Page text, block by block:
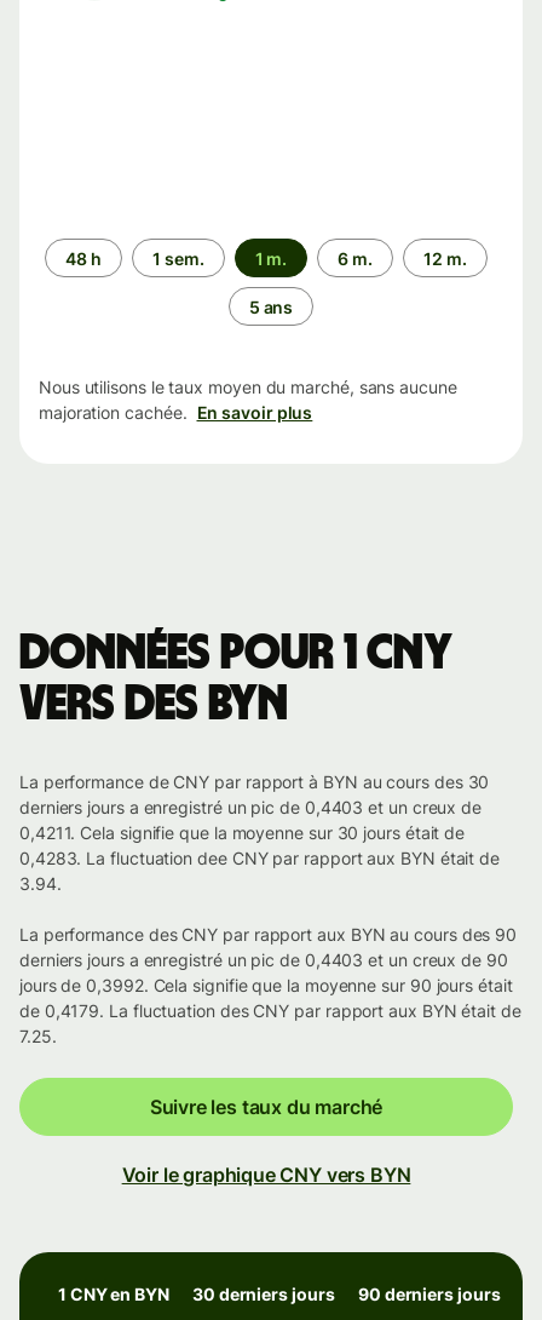
Période
48 h 1 sem. 1 m. 6 m. 12 m.
5 ans
Nous utilisons le taux moyen du marché, sans aucune
majoration cachée. En savoir plus
Données pour 1 CNY
vers des BYN
La performance de CNY par rapport à BYN au cours des 30
derniers jours a enregistré un pic de 0,4403 et un creux de
0,4211. Cela signifie que la moyenne sur 30 jours était de
0,4283. La fluctuation dee CNY par rapport aux BYN était de
3.94.
La performance des CNY par rapport aux BYN au cours des 90
derniers jours a enregistré un pic de 0,4403 et un creux de 90
jours de 0,3992. Cela signifie que la moyenne sur 90 jours était
de 0,4179. La fluctuation des CNY par rapport aux BYN était de
7.25.
Suivre les taux du marché
Voir le graphique CNY vers BYN
1 CNY en BYN 30 derniers jours 90 derniers jours